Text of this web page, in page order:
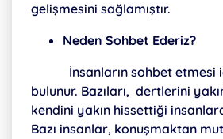
gelişmesini sağlamıştır.
Neden Sohbet Ederiz?
İnsanların sohbet etmesi
bulunur. Bazıları, dertlerini
kendini yakın hissettiği
Bazı insanlar, konuşmaktan